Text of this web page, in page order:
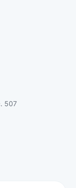
507